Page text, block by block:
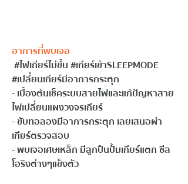
อาการที่พบเจอ
#ไฟเกียร์ไม่ขึ้น #เกียร์เข้าSLEEPMODE
#เปลี่ยนเกียร์มีอาการกระตุก
- เบื้องต้นเช็คระบบสายไฟและแก้ปัญหาสาย
ไฟเปลี่ยนแผงวงจรเกียร์
- ขับทอลองมีอาการกระตุก เลยเสนอผ่า
เกียร์ตรวจสอบ
- พบเจอเศษเหล็ก มีลูกปืนปั้มเกียร์แตก ซีล
โอริงต่างๆแข็งตัว